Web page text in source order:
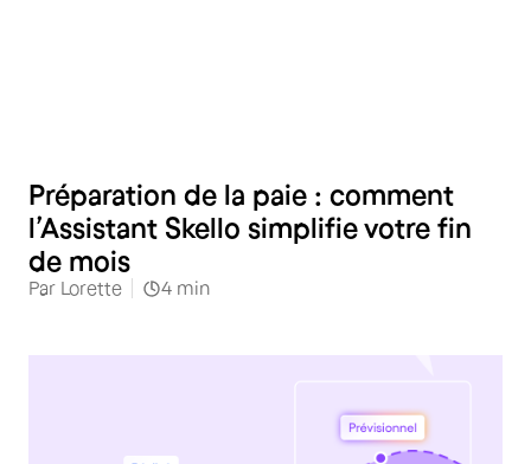
Préparation de la paie : comment
l’Assistant Skello simplifie votre fin
de mois
Par Lorette 4 min